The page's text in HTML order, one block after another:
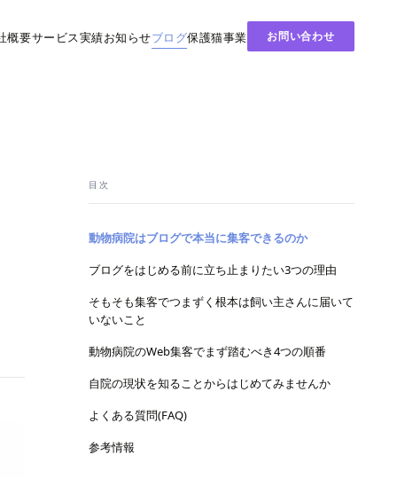
概要サービス実績お知らせブログ保護猫事業 お問い合わせ
目次
動物病院はブログで本当に集客できるのか
ブログをはじめる前に立ち止まりたい3つの理由
そもそも集客でつまずく根本は飼い主さんに届いて
いないこと
動物病院のWeb集客でまず踏むべき4つの順番
自院の現状を知ることからはじめてみませんか
よくある質問(FAQ)
参考情報